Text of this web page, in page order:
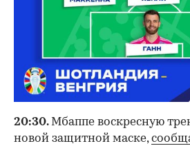
20:30. Мбаппе воскресную
новой защитной маске,